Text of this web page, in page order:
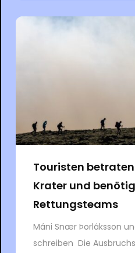
Touristen
Krater und
Rettungsteams
Máni Snær Þorláksson
schreiben Die